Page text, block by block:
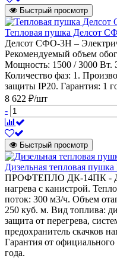
Быстрый просмотр
Тепловая пушка Делсот
Делсот СФО-3Н –
Рекомендуемый объем
Мощность: 1500 / 3000 Вт.
Количество фаз: 1.
защиты IP20. Гарантия: 1
8 622 ₽/шт
-
Быстрый просмотр
Дизельная тепловая
ПРОФТЕПЛО ДК-14ПК -
нагрева с канистрой.
поток: 300 м3/ч. Объем
250 куб. м. Вид топлива:
защита от перегрева,
предохранитель скачков
Гарантия от
года.